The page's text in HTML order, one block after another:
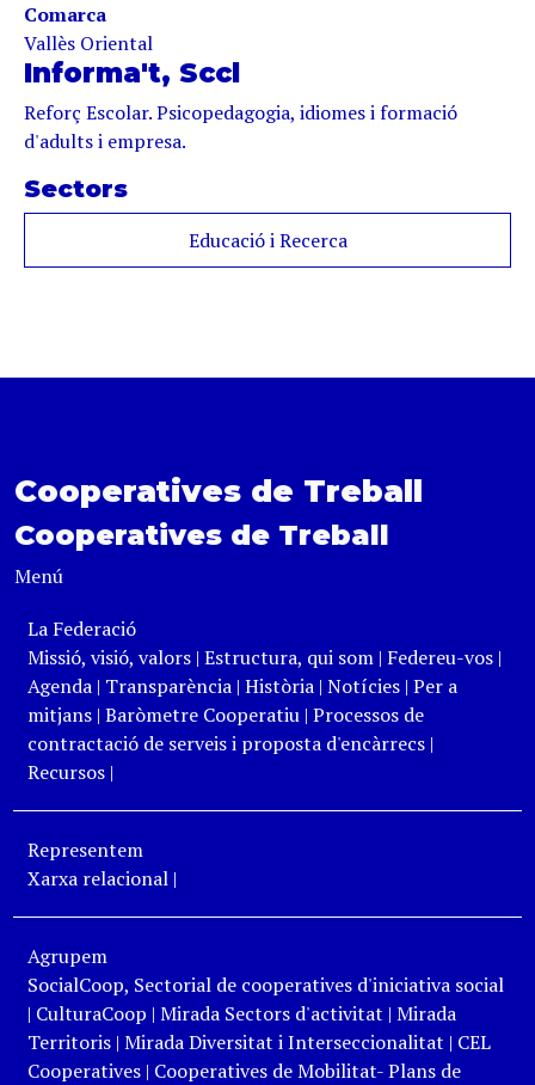
Comarca
Vallès Oriental
Informa't, Sccl
Reforç Escolar. Psicopedagogia, idiomes i formació
d'adults i empresa.
Sectors
Educació i Recerca
Cooperatives de Treball
Cooperatives de Treball
Menú
La Federació
Missió, visió, valors| Estructura, qui som| Federeu-vos|
Agenda | Transparència| Història| Notícies | Per a
mitjans| Baròmetre Cooperatiu| Processos de
contractació de serveis i proposta d'encàrrecs|
Recursos|
Representem
Xarxa relacional|
Agrupem
SocialCoop, Sectorial de cooperatives d'iniciativa social
| CulturaCoop | Mirada Sectors d'activitat | Mirada
Territoris| Mirada Diversitat i Interseccionalitat | CEL
Cooperatives| Cooperatives de Mobilitat- Plans de